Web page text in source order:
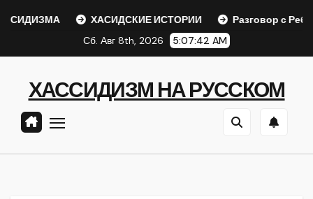
ХАСИДСКИЕ ИСТОРИИ
Разговор с Ребе
Сб. Авг 8th, 2026
5:07:42 AM
ХАССИДИЗМ НА РУССКОМ